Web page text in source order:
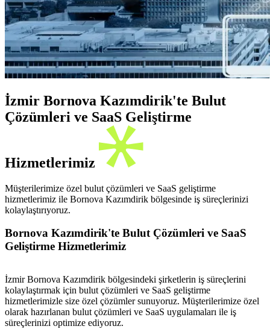
İzmir Bornova Kazımdirik'te Bulut
Çözümleri ve SaaS Geliştirme
Hizmetlerimiz
Müşterilerimize özel bulut çözümleri ve SaaS geliştirme
hizmetlerimiz ile Bornova Kazımdirik bölgesinde iş süreçlerinizi
kolaylaştırıyoruz.
Bornova Kazımdirik'te Bulut Çözümleri ve SaaS
Geliştirme Hizmetlerimiz
İzmir Bornova Kazımdirik bölgesindeki şirketlerin iş süreçlerini
kolaylaştırmak için bulut çözümleri ve SaaS geliştirme
hizmetlerimizle size özel çözümler sunuyoruz. Müşterilerimize özel
olarak hazırlanan bulut çözümleri ve SaaS uygulamaları ile iş
süreçlerinizi optimize ediyoruz.